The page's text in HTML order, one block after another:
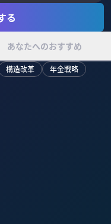
る
あなたへのおすすめ
構造改革 年金戦略